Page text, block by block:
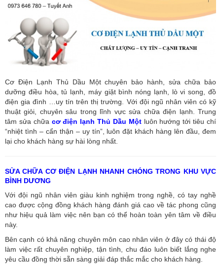
Cơ Điện Lạnh Thủ Dầu Một chuyên bảo hành, sửa chữa bảo
dưỡng điều hòa, tủ lạnh, máy giặt bình nóng lạnh, lò vi song, đồ
điện gia đình …uy tín trên thị trường. Với đội ngũ nhân viên có kỹ
thuật giỏi, chuyên sâu trong lĩnh vực sửa chữa điện lạnh. Trung
tâm sửa chữa cơ điện lạnh Thủ Dầu Mộtluôn hướng tới tiêu chí
“nhiệt tình – cẩn thận – uy tín”, luôn đặt khách hàng lên đầu, đem
lại cho khách hàng sự hài lòng nhất.
SỬA CHỮA CƠ ĐIỆN LẠNH NHANH CHÓNG TRONG KHU VỰC
BÌNH DƯƠNG
Với đội ngũ nhân viên giàu kinh nghiệm trong nghề, có tay nghề
cao được cộng đồng khách hàng đánh giá cao về tác phong cũng
như hiệu quả làm việc nên bạn có thể hoàn toàn yên tâm về điều
này.
Bên cạnh có khả năng chuyên môn cao nhân viên ở đây có thái độ
làm việc rất chuyên nghiệp, tận tình, chu đáo luôn biết lắng nghe
yêu cầu đồng thời sẵn sàng giải đáp thắc mắc cho khách hàng.